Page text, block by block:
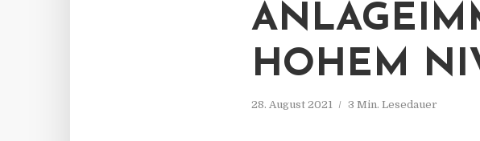
HOHEM
28. August 2021 3 Min. Lesedauer